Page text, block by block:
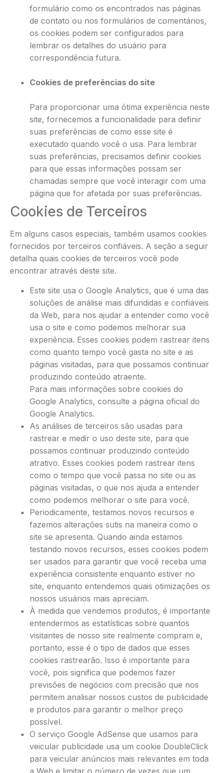
formulário como os encontrados nas páginas
de contato ou nos formulários de comentários,
os cookies podem ser configurados para
lembrar os detalhes do usuário para
correspondência futura.
Cookies de preferências do site
Para proporcionar uma ótima experiência neste
site, fornecemos a funcionalidade para definir
suas preferências de como esse site é
executado quando você o usa. Para lembrar
suas preferências, precisamos definir cookies
para que essas informações possam ser
chamadas sempre que você interagir com uma
página que for afetada por suas preferências.
Cookies de Terceiros
Em alguns casos especiais, também usamos cookies
fornecidos por terceiros confiáveis. A seção a seguir
detalha quais cookies de terceiros você pode
encontrar através deste site.
Este site usa o Google Analytics, que é uma das
soluções de análise mais difundidas e confiáveis ​​
da Web, para nos ajudar a entender como você
usa o site e como podemos melhorar sua
experiência. Esses cookies podem rastrear itens
como quanto tempo você gasta no site e as
páginas visitadas, para que possamos continuar
produzindo conteúdo atraente.
Para mais informações sobre cookies do
Google Analytics, consulte a página oficial do
Google Analytics.
As análises de terceiros são usadas para
rastrear e medir o uso deste site, para que
possamos continuar produzindo conteúdo
atrativo. Esses cookies podem rastrear itens
como o tempo que você passa no site ou as
páginas visitadas, o que nos ajuda a entender
como podemos melhorar o site para você.
Periodicamente, testamos novos recursos e
fazemos alterações sutis na maneira como o
site se apresenta. Quando ainda estamos
testando novos recursos, esses cookies podem
ser usados ​​para garantir que você receba uma
experiência consistente enquanto estiver no
site, enquanto entendemos quais otimizações os
nossos usuários mais apreciam.
À medida que vendemos produtos, é importante
entendermos as estatísticas sobre quantos
visitantes de nosso site realmente compram e,
portanto, esse é o tipo de dados que esses
cookies rastrearão. Isso é importante para
você, pois significa que podemos fazer
previsões de negócios com precisão que nos
permitem analisar nossos custos de publicidade
e produtos para garantir o melhor preço
possível.
O serviço Google AdSense que usamos para
veicular publicidade usa um cookie DoubleClick
para veicular anúncios mais relevantes em toda
a Web e limitar o número de vezes que um